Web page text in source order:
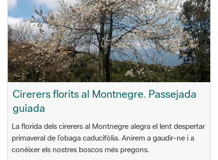
Cirerers florits al Montnegre. Passejada
guiada
La florida dels cirerers al Montnegre alegra el lent despertar
primaveral de l’obaga caducifòlia. Anirem a gaudir-ne i a
conèixer els nostres boscos més pregons.